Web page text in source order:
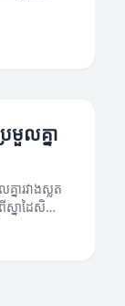
មួលគ្នា
នារវាងស្លត
នាដៃសិល្បៈ